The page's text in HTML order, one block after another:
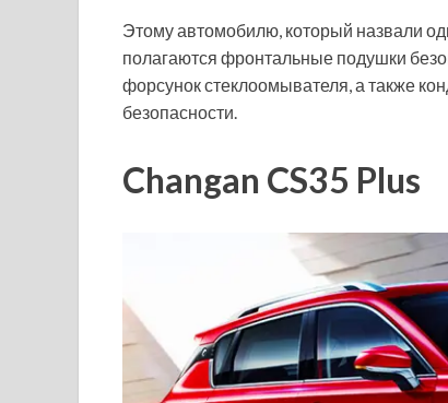
Этому автомобилю, который назвали
полагаются фронтальные подушки
форсунок стеклоомывателя, а также
безопасности.
Changan CS35 Plus